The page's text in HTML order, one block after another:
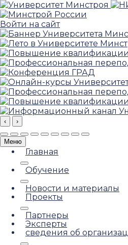
Войти на сайт
‹ ›
Меню
Главная
Обучение
Новости и материалы
Проекты
Партнеры
Эксперты
сведения об